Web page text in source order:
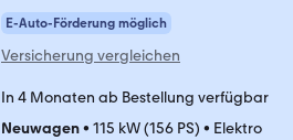
E-Auto-Förderung möglich
Versicherung vergleichen
In 4 Monaten ab Bestellung verfügbar
Neuwagen• 115 kW (156 PS) • Elektro